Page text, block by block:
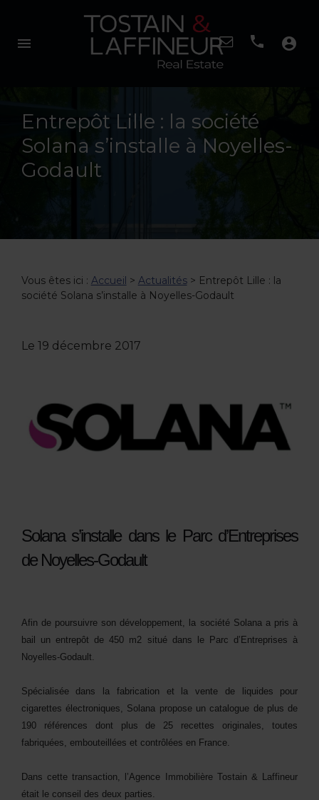
menu account_circle
Entrepôt Lille : la société
Solana s’installe à Noyelles-
Godault
Vous êtes ici : Accueil > Actualités> Entrepôt Lille : la
société Solana s’installe à Noyelles-Godault
Le 19 décembre 2017
Solana s’installe dans le Parc d’Entreprises
de Noyelles-Godault
Afin de poursuivre son développement, la société Solana a pris à
bail un entrepôt de 450 m2 situé dans le Parc d’Entreprises à
Noyelles-Godault.
Spécialisée dans la fabrication et la vente de liquides pour
cigarettes électroniques, Solana propose un catalogue de plus de
190 références dont plus de 25 recettes originales, toutes
fabriquées, embouteillées et contrôlées en France.
Dans cette transaction, l’Agence Immobilière Tostain & Laffineur
était le conseil des deux parties.